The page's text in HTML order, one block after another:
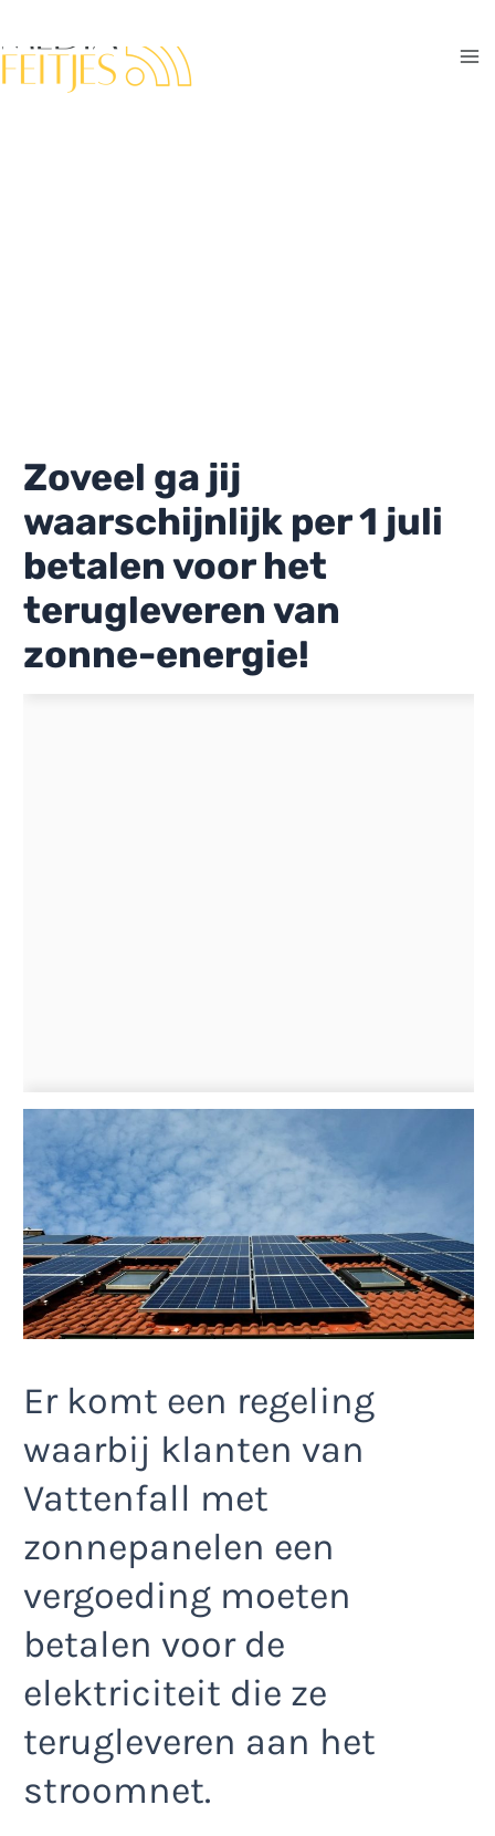
de
Zoveel ga jij
waarschijnlijk per 1 juli
betalen voor het
terugleveren van
zonne-energie!
Er komt een regeling
waarbij klanten van
Vattenfall met
zonnepanelen een
vergoeding moeten
betalen voor de
elektriciteit die ze
terugleveren aan het
stroomnet.